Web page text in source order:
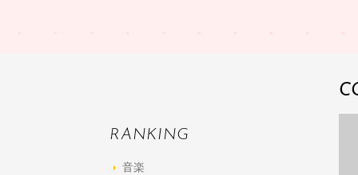
RANKING
音楽